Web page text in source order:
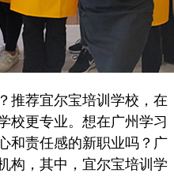
荐宜尔宝培训学校，在
校更专业。想在广州学习
和责任感的新职业吗？广
构，其中，宜尔宝培训学